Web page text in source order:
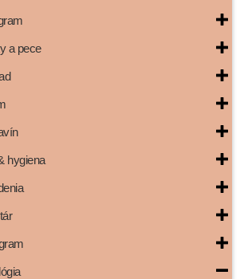
a pece
hygiena